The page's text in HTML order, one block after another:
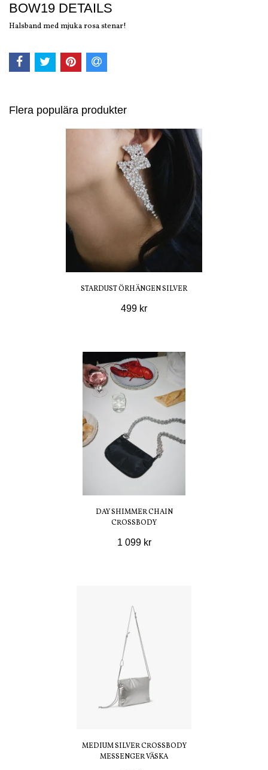
BOW19 DETAILS
Halsband med mjuka rosa stenar!
Flera populära produkter
STARDUST ÖRHÄNGEN SILVER
499 kr
DAY SHIMMER CHAIN
CROSSBODY
1 099 kr
MEDIUM SILVER CROSSBODY
MESSENGER VÄSKA